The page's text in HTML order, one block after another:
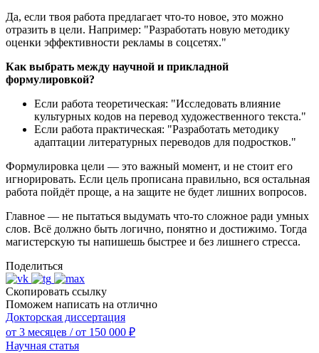
Да, если твоя работа предлагает что-то новое, это можно
отразить в цели. Например: "Разработать новую методику
оценки эффективности рекламы в соцсетях."
Как выбрать между научной и прикладной
формулировкой?
Если работа теоретическая: "Исследовать влияние
культурных кодов на перевод художественного текста."
Если работа практическая: "Разработать методику
адаптации литературных переводов для подростков."
Формулировка цели — это важный момент, и не стоит его
игнорировать. Если цель прописана правильно, вся остальная
работа пойдёт проще, а на защите не будет лишних вопросов.
Главное — не пытаться выдумать что-то сложное ради умных
слов. Всё должно быть логично, понятно и достижимо. Тогда
магистерскую ты напишешь быстрее и без лишнего стресса.
Поделиться
Скопировать ссылку
Поможем написать на отлично
Докторская диссертация
от 3 месяцев /от 150 000 ₽
Научная статья